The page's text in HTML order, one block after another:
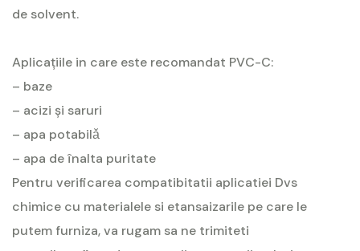
de solvent.
Aplicațiile in care este recomandat PVC-C:
– baze
– acizi și saruri
– apa potabilǎ
– apa de înalta puritate
Pentru verificarea compatibitatii aplicatiei Dvs
chimice cu materialele si etansaizarile pe care le
putem furniza, va rugam sa ne trimiteti